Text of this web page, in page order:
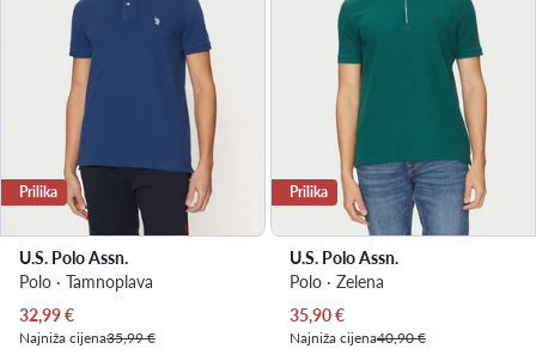
Prilika
U.S. Polo Assn.
Polo · Tamnoplava
Trenutna cijena
32,99€
Najniža cijena35,99 €
Prilika
U.S. Polo Assn.
Polo · Zelena
Trenutna cijena
35,90€
Najniža cijena40,90 €